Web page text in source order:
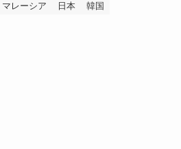
マレーシア 日本 韓国